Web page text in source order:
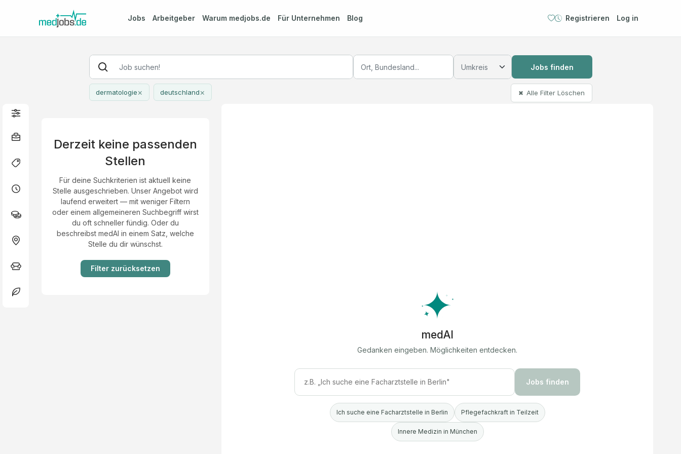
Jobs Arbeitgeber Warum medjobs.de Für Unternehmen Blog Registrieren Log in
Jobs finden
dermatologie× deutschland× ✖ Alle Filter Löschen
Derzeit keine passenden
Stellen
Für deine Suchkriterien ist aktuell keine
Stelle ausgeschrieben. Unser Angebot wird
laufend erweitert — mit weniger Filtern
oder einem allgemeineren Suchbegriff wirst
du oft schneller fündig. Oder du
beschreibst medAI in einem Satz, welche
Stelle du dir wünschst.
Filter zurücksetzen
medAI
Gedanken eingeben. Möglichkeiten entdecken.
Jobs finden
Ich suche eine Facharztstelle in Berlin Pflegefachkraft in Teilzeit
Innere Medizin in München